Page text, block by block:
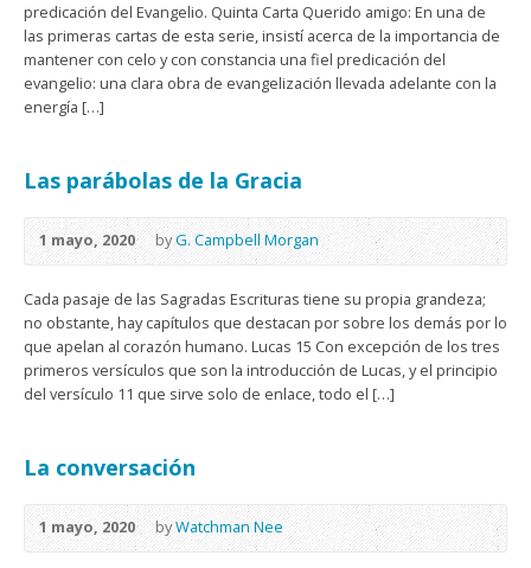
predicación del Evangelio. Quinta Carta Querido amigo: En una de
las primeras cartas de esta serie, insistí acerca de la importancia de
mantener con celo y con constancia una fiel predicación del
evangelio: una clara obra de evangelización llevada adelante con la
energía […]
Las parábolas de la Gracia
1 mayo, 2020 byG. Campbell Morgan
Cada pasaje de las Sagradas Escrituras tiene su propia grandeza;
no obstante, hay capítulos que destacan por sobre los demás por lo
que apelan al corazón humano. Lucas 15 Con excepción de los tres
primeros versículos que son la introducción de Lucas, y el principio
del versículo 11 que sirve solo de enlace, todo el […]
La conversación
1 mayo, 2020 byWatchman Nee